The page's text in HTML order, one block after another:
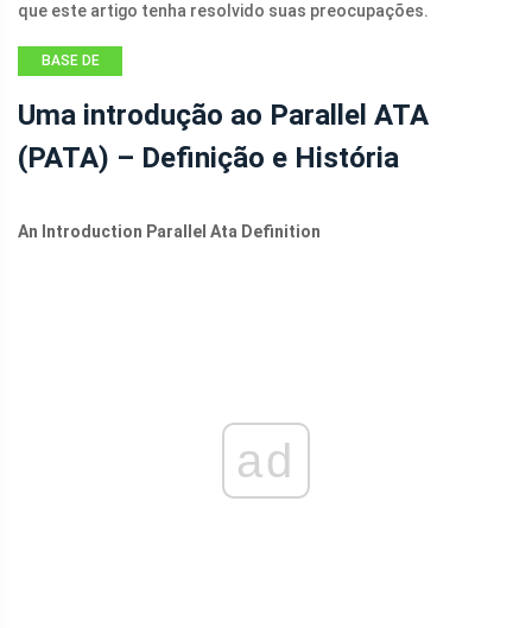
que este artigo tenha resolvido suas preocupações.
BASE DE
Uma introdução ao Parallel ATA
(PATA) – Definição e História
An Introduction Parallel Ata Definition
ad